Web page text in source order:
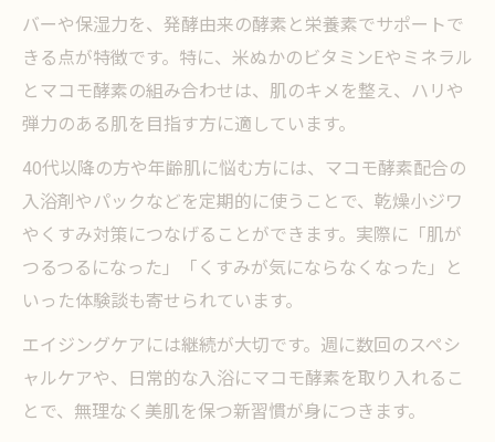
バーや保湿力を、発酵由来の酵素と栄養素でサポートで
きる点が特徴です。特に、米ぬかのビタミンEやミネラル
とマコモ酵素の組み合わせは、肌のキメを整え、ハリや
弾力のある肌を目指す方に適しています。
40代以降の方や年齢肌に悩む方には、マコモ酵素配合の
入浴剤やパックなどを定期的に使うことで、乾燥小ジワ
やくすみ対策につなげることができます。実際に「肌が
つるつるになった」「くすみが気にならなくなった」と
いった体験談も寄せられています。
エイジングケアには継続が大切です。週に数回のスペシ
ャルケアや、日常的な入浴にマコモ酵素を取り入れるこ
とで、無理なく美肌を保つ新習慣が身につきます。